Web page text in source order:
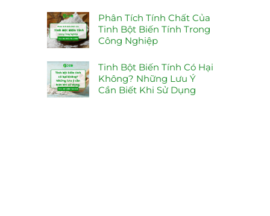
Phân Tích Tính Chất Của
Tinh Bột Biến Tính Trong
Công Nghiệp
Tinh Bột Biến Tính Có Hại
Không? Những Lưu Ý
Cần Biết Khi Sử Dụng